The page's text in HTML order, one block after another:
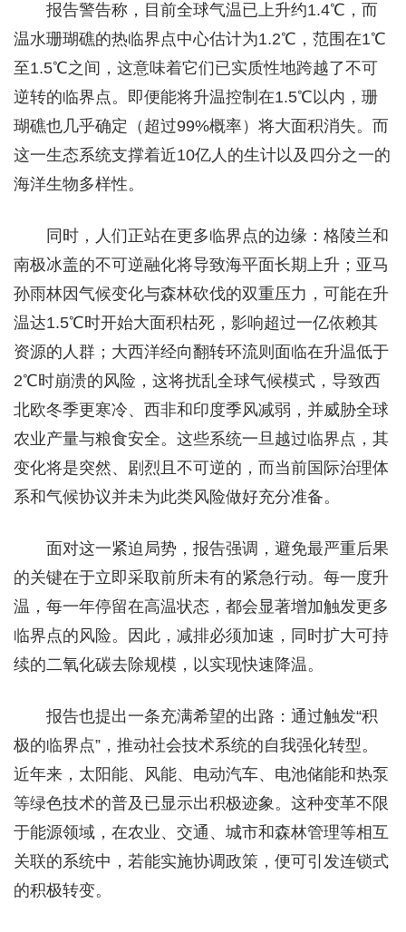
报告警告称，目前全球气温已上升约1.4℃，而
温水珊瑚礁的热临界点中心估计为1.2℃，范围在1℃
至1.5℃之间，这意味着它们已实质性地跨越了不可
逆转的临界点。即便能将升温控制在1.5℃以内，珊
瑚礁也几乎确定（超过99%概率）将大面积消失。而
这一生态系统支撑着近10亿人的生计以及四分之一的
海洋生物多样性。
同时，人们正站在更多临界点的边缘：格陵兰和
南极冰盖的不可逆融化将导致海平面长期上升；亚马
孙雨林因气候变化与森林砍伐的双重压力，可能在升
温达1.5℃时开始大面积枯死，影响超过一亿依赖其
资源的人群；大西洋经向翻转环流则面临在升温低于
2℃时崩溃的风险，这将扰乱全球气候模式，导致西
北欧冬季更寒冷、西非和印度季风减弱，并威胁全球
农业产量与粮食安全。这些系统一旦越过临界点，其
变化将是突然、剧烈且不可逆的，而当前国际治理体
系和气候协议并未为此类风险做好充分准备。
面对这一紧迫局势，报告强调，避免最严重后果
的关键在于立即采取前所未有的紧急行动。每一度升
温，每一年停留在高温状态，都会显著增加触发更多
临界点的风险。因此，减排必须加速，同时扩大可持
续的二氧化碳去除规模，以实现快速降温。
报告也提出一条充满希望的出路：通过触发“积
极的临界点”，推动社会技术系统的自我强化转型。
近年来，太阳能、风能、电动汽车、电池储能和热泵
等绿色技术的普及已显示出积极迹象。这种变革不限
于能源领域，在农业、交通、城市和森林管理等相互
关联的系统中，若能实施协调政策，便可引发连锁式
的积极转变。